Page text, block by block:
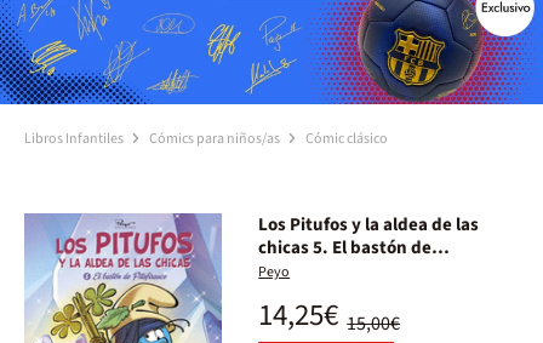
Libros Infantiles Cómics para niños/as Cómic clásico
Los Pitufos y la aldea de las
chicas 5. El bastón de
Pitufisauce
Peyo
15,00€
14,25€